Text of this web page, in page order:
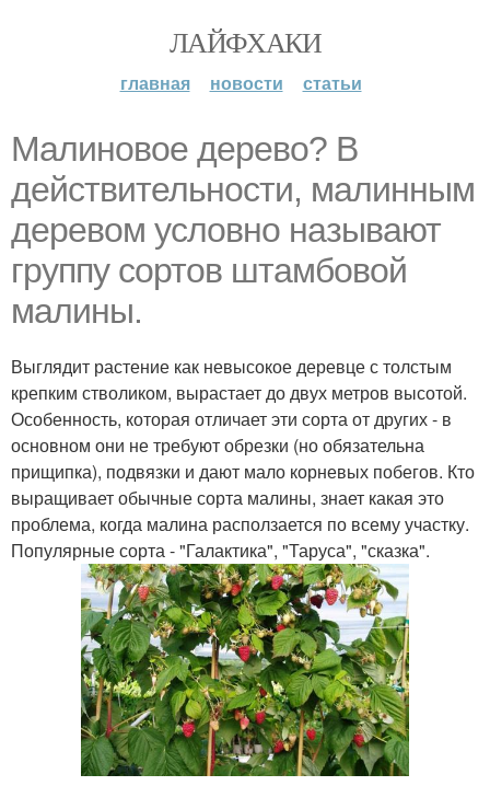
ЛАЙФХАКИ
главная новости статьи
Малиновое дерево? В
действительности, малинным
деревом условно называют
группу сортов штамбовой
малины.
Выглядит растение как невысокое деревце с толстым
крепким стволиком, вырастает до двух метров высотой.
Особенность, которая отличает эти сорта от других - в
основном они не требуют обрезки (но обязательна
прищипка), подвязки и дают мало корневых побегов. Кто
выращивает обычные сорта малины, знает какая это
проблема, когда малина расползается по всему участку.
Популярные сорта - "Галактика", "Таруса", "сказка".